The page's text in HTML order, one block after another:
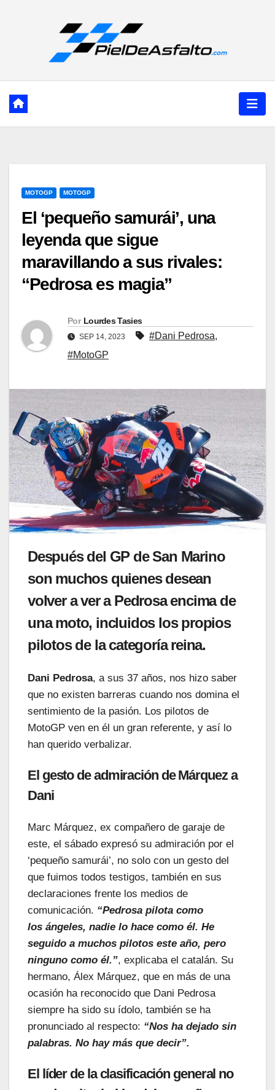
MOTOGP MOTOGP
El ‘pequeño samurái’, una
leyenda que sigue
maravillando a sus rivales:
“Pedrosa es magia”
Por Lourdes Tasies
SEP 14, 2023 #Dani Pedrosa,
#MotoGP
Después del GPde San Marino
son muchos quienes desean
volver a ver aPedrosaencima de
una moto, incluidos los propios
pilotos de la categoría reina.
Dani Pedrosa, a sus 37 años, nos hizo saber
que no existen barreras cuando nos domina el
sentimiento de la pasión. Los pilotos de
MotoGP ven en él un gran referente, y así lo
han querido verbalizar.
El gesto de admiración de Márquez a
Dani
Marc Márquez, ex compañero de garaje de
este, el sábado expresó su admiración por el
‘pequeño samurái’, no solo con un gesto del
que fuimos todos testigos, también en sus
declaraciones frente los medios de
comunicación. “Pedrosa pilota como
los ángeles, nadie lo hace como él. He
seguido a muchos pilotos este año, pero
ninguno como él.”, explicaba el catalán. Su
hermano, Álex Márquez, que en más de una
ocasión ha reconocido que Dani Pedrosa
siempre ha sido su ídolo, también se ha
pronunciado al respecto: “Nos ha dejado sin
palabras. No hay más que decir”.
El líder de la clasificación general no